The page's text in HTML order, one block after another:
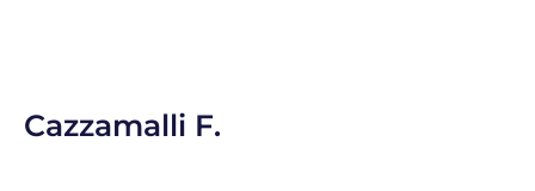
Cazzamalli F.